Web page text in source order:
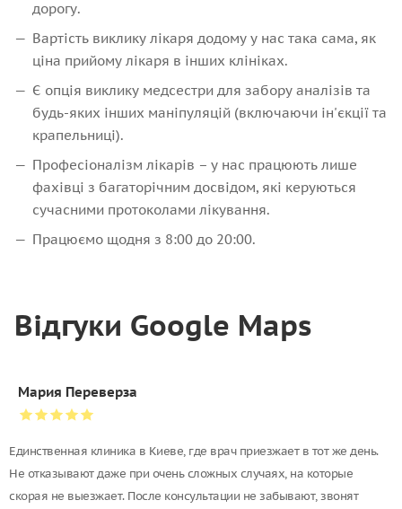
дорогу.
Вартість виклику лікаря додому у нас така сама, як
ціна прийому лікаря в інших клініках.
Є опція виклику медсестри для забору аналізів та
будь-яких інших маніпуляцій (включаючи ін'єкції та
крапельниці).
Професіоналізм лікарів – у нас працюють лише
фахівці з багаторічним досвідом, які керуються
сучасними протоколами лікування.
Працюємо щодня з 8:00 до 20:00.
Відгуки Google Maps
Мария Переверза
Единственная клиника в Киеве, где врач приезжает в тот же день.
Не отказывают даже при очень сложных случаях, на которые
скорая не выезжает. После консультации не забывают, звонят